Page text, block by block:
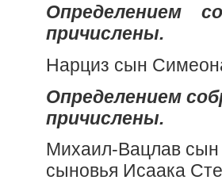
Определением
причислены.
Нарциз сын
Определением
причислены.
Михаил-Вацлав
сыновья Исаака